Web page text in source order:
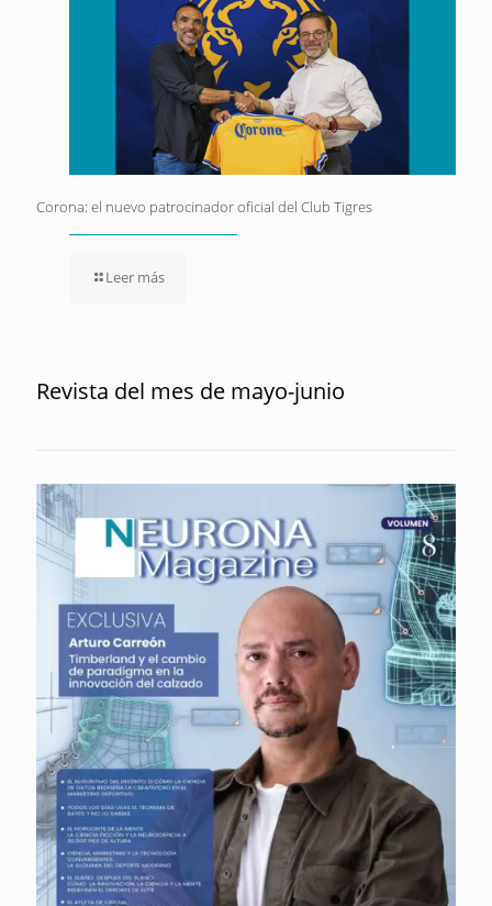
Corona: el nuevo patrocinador oficial del Club Tigres
Leer más
Revista del mes de mayo-junio